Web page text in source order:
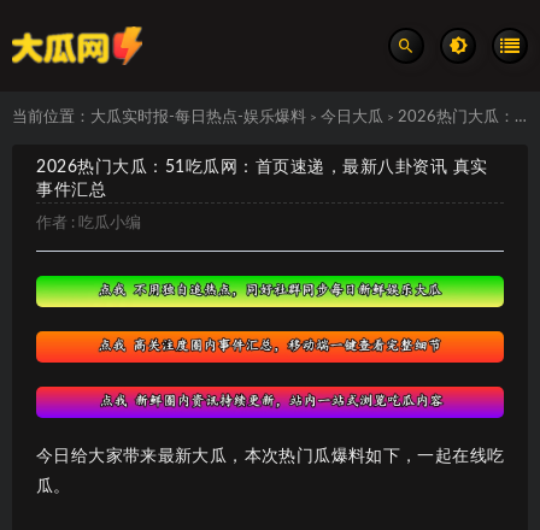
当前位置： 大瓜实时报-每日热点-娱乐爆料 > 今日大瓜 > 2026热门大瓜：51吃瓜网：首页速递，最新八卦资讯 真实事件汇总
2026热门大瓜：51吃瓜网：首页速递，最新八卦资讯 真实
事件汇总
作者 : 吃瓜小编
今日给大家带来最新大瓜，本次热门瓜爆料如下，一起在线吃
瓜。